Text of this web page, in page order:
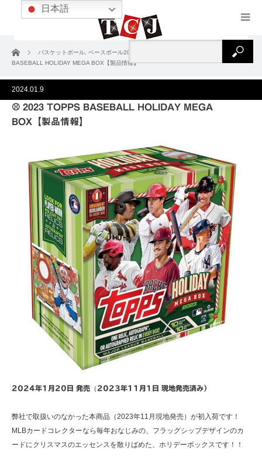
ホーム バスケットボール ベースボール2023
BASEBALL HOLIDAY MEGA BOX【製品情報】
2024.01.9
⚾ 2023 TOPPS BASEBALL HOLIDAY MEGA
BOX【製品情報】
2024年1月20日 発売 （ 2023年11月1日 現地発売済み）
弊社で取扱いのなかった本商品（2023年11月現地発売）が初入荷です！
MLBカードコレクターなら毎年おなじみの、フラッグシップデザインのカ
ードにクリスマスのエッセンスを散りばめた、ホリデーボックスです！！
日本語